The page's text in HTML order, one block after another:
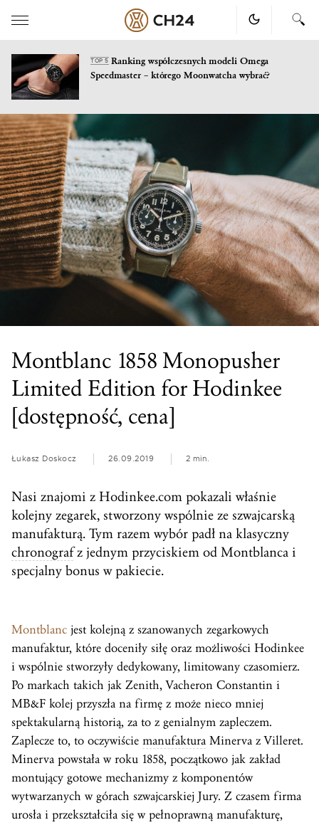
Skip
to
content
TOP 5Ranking współczesnych modeli Omega
Speedmaster – którego Moonwatcha wybrać?
Montblanc 1858 Monopusher
Limited Edition for Hodinkee
[dostępność, cena]
Łukasz Doskocz 26.09.2019 2 min.
Nasi znajomi z Hodinkee.com pokazali właśnie
kolejny zegarek, stworzony wspólnie ze szwajcarską
manufakturą. Tym razem wybór padł na klasyczny
chronografz jednym przyciskiem od Montblanca i
specjalny bonus w pakiecie.
Montblanc jest kolejną z szanowanych zegarkowych
manufaktur, które doceniły siłę oraz możliwości Hodinkee
i wspólnie stworzyły dedykowany, limitowany czasomierz.
Po markach takich jak Zenith, Vacheron Constantin i
MB&F kolej przyszła na firmę z może nieco mniej
spektakularną historią, za to z genialnym zapleczem.
Zaplecze to, to oczywiście manufaktura Minerva z Villeret.
Minerva powstała w roku 1858, początkowo jak zakład
montujący gotowe mechanizmy z komponentów
wytwarzanych w górach szwajcarskiej Jury. Z czasem firma
urosła i przekształciła się w pełnoprawną manufakturę,